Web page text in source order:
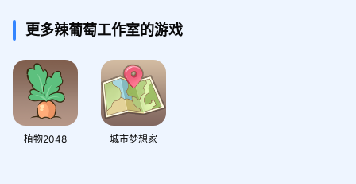
更多辣葡萄工作室的游戏
植物2048 城市梦想家